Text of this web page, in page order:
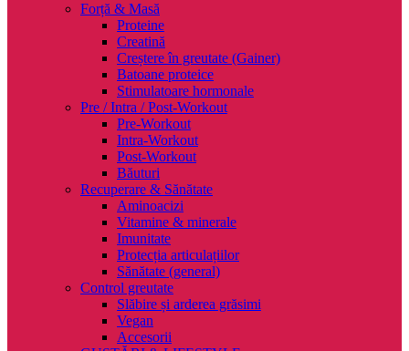
Forță & Masă
Proteine
Creatină
Creștere în greutate (Gainer)
Batoane proteice
Stimulatoare hormonale
Pre / Intra / Post-Workout
Pre-Workout
Intra-Workout
Post-Workout
Băuturi
Recuperare & Sănătate
Aminoacizi
Vitamine & minerale
Imunitate
Protecția articulațiilor
Sănătate (general)
Control greutate
Slăbire și arderea grăsimi
Vegan
Accesorii